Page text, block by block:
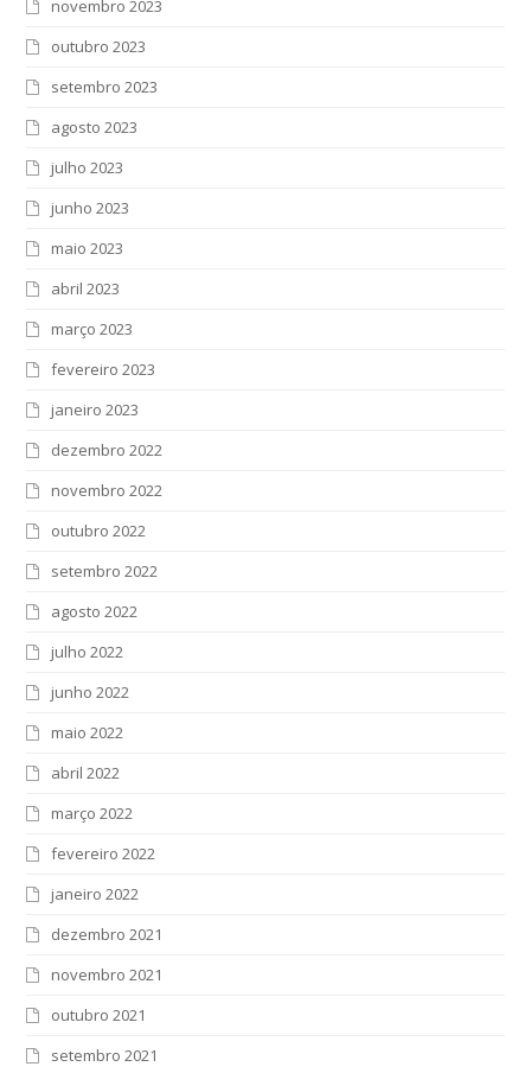
novembro 2023
outubro 2023
setembro 2023
agosto 2023
julho 2023
junho 2023
maio 2023
abril 2023
março 2023
fevereiro 2023
janeiro 2023
dezembro 2022
novembro 2022
outubro 2022
setembro 2022
agosto 2022
julho 2022
junho 2022
maio 2022
abril 2022
março 2022
fevereiro 2022
janeiro 2022
dezembro 2021
novembro 2021
outubro 2021
setembro 2021